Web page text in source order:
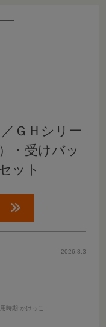
ＧＨシリー
・受けバッ
ット
2026.8.3
時期 :かけっこ